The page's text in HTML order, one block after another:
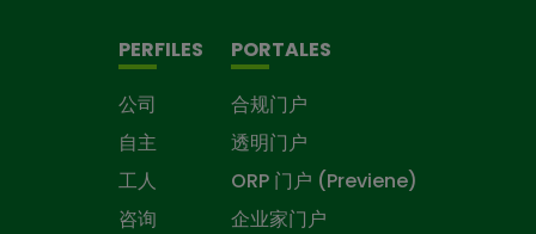
PERFILES
公司
自主
工人
咨询
PORTALES
合规门户
透明门户
ORP 门户 (Previene)
企业家门户